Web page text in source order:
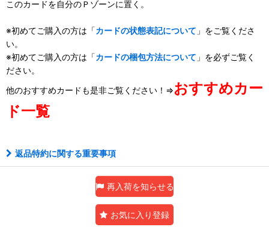
このカードを自分のＰゾーンに置く。
※初めてご購入の方は「カードの状態表記について 」をご覧くださ
い。
※初めてご購入の方は「カードの梱包方法について 」を必ずご覧く
ださい。
他のおすすめカードも是非ご覧ください！⇒おすすめカー
ド一覧
返品特約に関する重要事項
再入荷を知らせる
お気に入り登録